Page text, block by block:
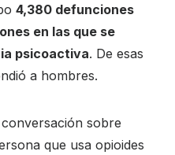
4,380 defunciones
en las que se
psicoactiva. De esas
a hombres.
sobre
que usa opioides